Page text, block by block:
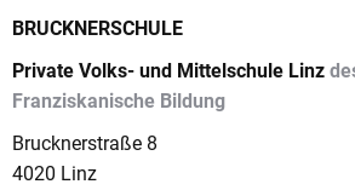
BRUCKNERSCHULE
Private Volks- und Mittelschule Linz
Franziskanische Bildung
Brucknerstraße 8
4020 Linz